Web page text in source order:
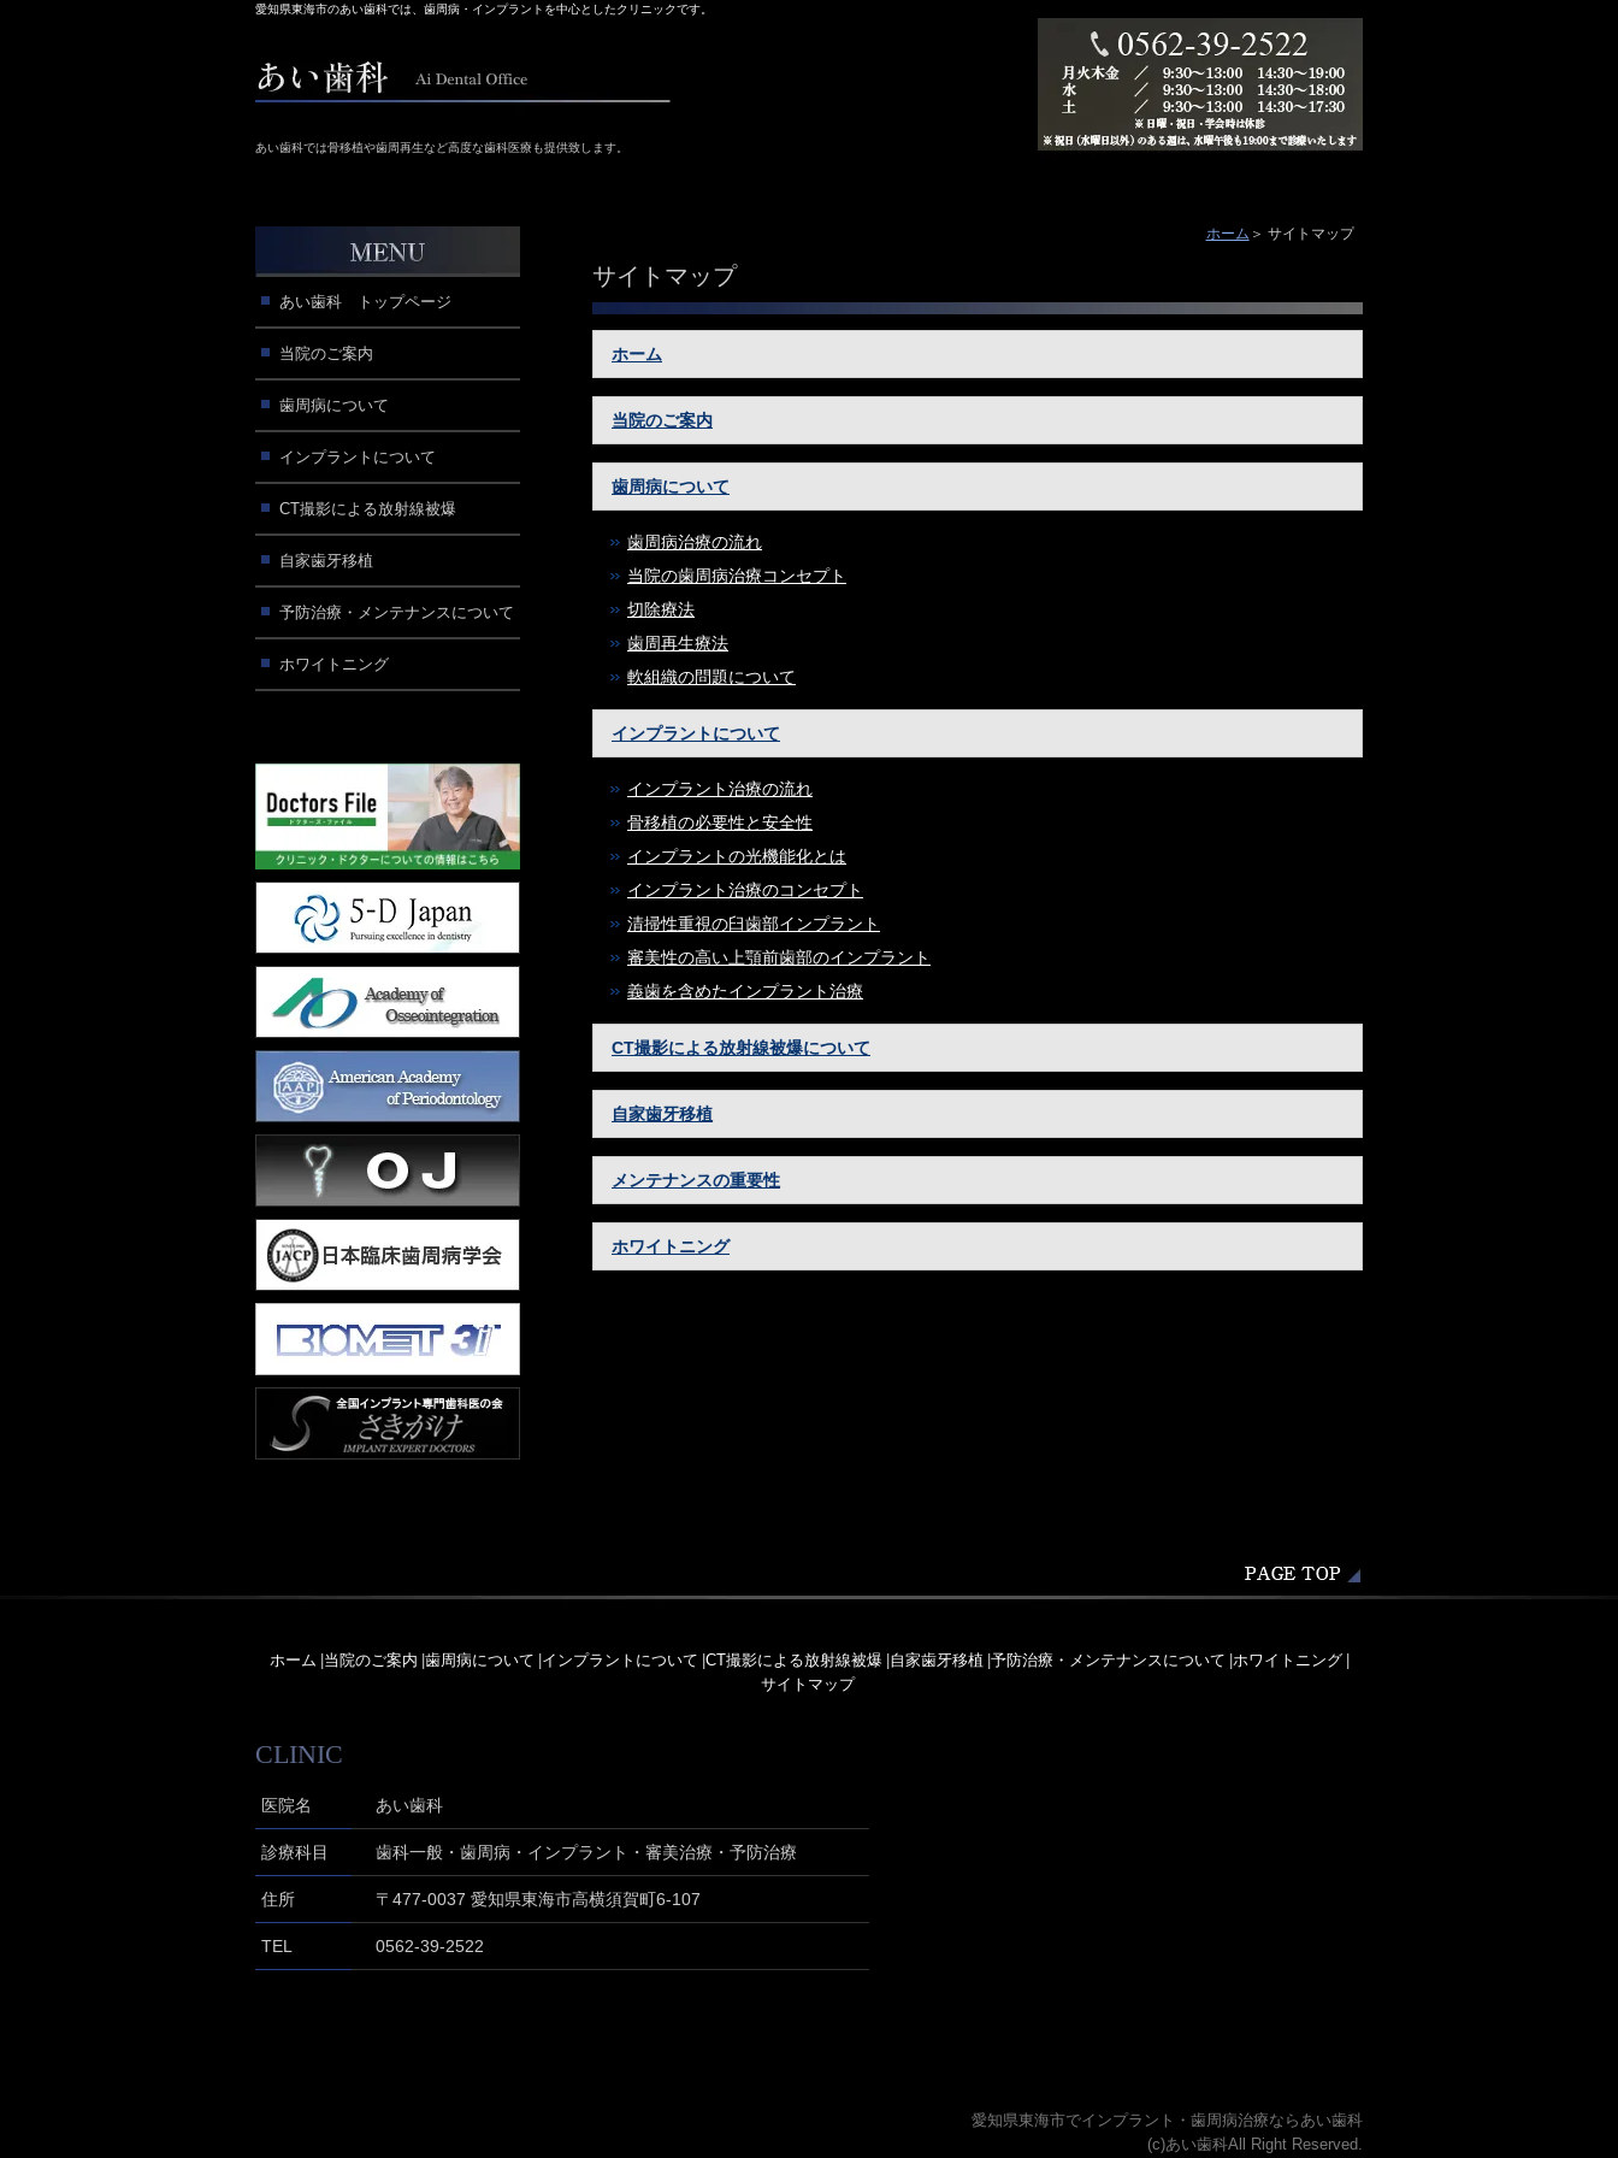
愛知県東海市のあい歯科では、歯周病・インプラントを中心としたクリニックです。
あい歯科では骨移植や歯周再生など高度な歯科医療も提供致します。
ホーム サイトマップ
サイトマップ
ホーム
当院のご案内
歯周病について
歯周病治療の流れ
当院の歯周病治療コンセプト
切除療法
歯周再生療法
軟組織の問題について
インプラントについて
インプラント治療の流れ
骨移植の必要性と安全性
インプラントの光機能化とは
インプラント治療のコンセプト
清掃性重視の臼歯部インプラント
審美性の高い上顎前歯部のインプラント
義歯を含めたインプラント治療
CT撮影による放射線被爆について
自家歯牙移植
メンテナンスの重要性
ホワイトニング
あい歯科 トップページ
当院のご案内
歯周病について
インプラントについて
CT撮影による放射線被爆
自家歯牙移植
予防治療・メンテナンスについて
ホワイトニング
ホーム 当院のご案内 歯周病について インプラントについて CT撮影による放射線被爆 自家歯牙移植 予防治療・メンテナンスについて ホワイトニング
サイトマップ
CLINIC
医院名 あい歯科
診療科目 歯科一般・歯周病・インプラント・審美治療・予防治療
住所 〒477-0037 愛知県東海市高横須賀町6-107
TEL 0562-39-2522
愛知県東海市でインプラント・歯周病治療ならあい歯科
(c)あい歯科All Right Reserved.